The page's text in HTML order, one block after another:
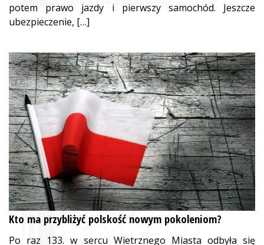
potem prawo jazdy i pierwszy samochód. Jeszcze
ubezpieczenie, […]
Kto ma przybliżyć polskość nowym pokoleniom?
Po raz 133. w sercu Wietrznego Miasta odbyła się